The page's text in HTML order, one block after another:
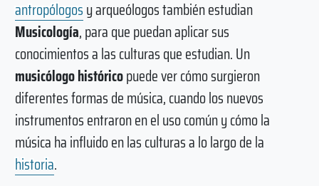
antropólogosy arqueólogos también estudian
Musicología, para que puedan aplicar sus
conocimientos a las culturas que estudian. Un
musicólogo históricopuede ver cómo surgieron
diferentes formas de música, cuando los nuevos
instrumentos entraron en el uso común y cómo la
música ha influido en las culturas a lo largo de la
historia.